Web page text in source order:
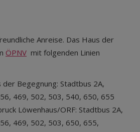
Anreise. Das Haus der
ÖPNV mit folgenden Linien
Begegnung: Stadtbus 2A,
469, 502, 503, 540, 650, 655
Löwenhaus/ORF: Stadtbus 2A,
469, 502, 503, 650, 655,